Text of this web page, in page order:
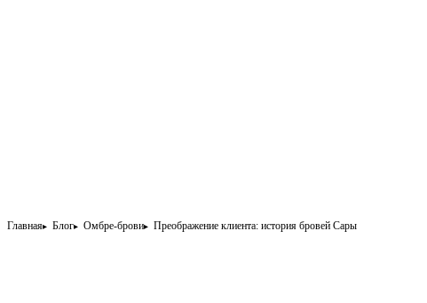
Главная Блог Омбре-брови Преображение клиента: история бровей Сары